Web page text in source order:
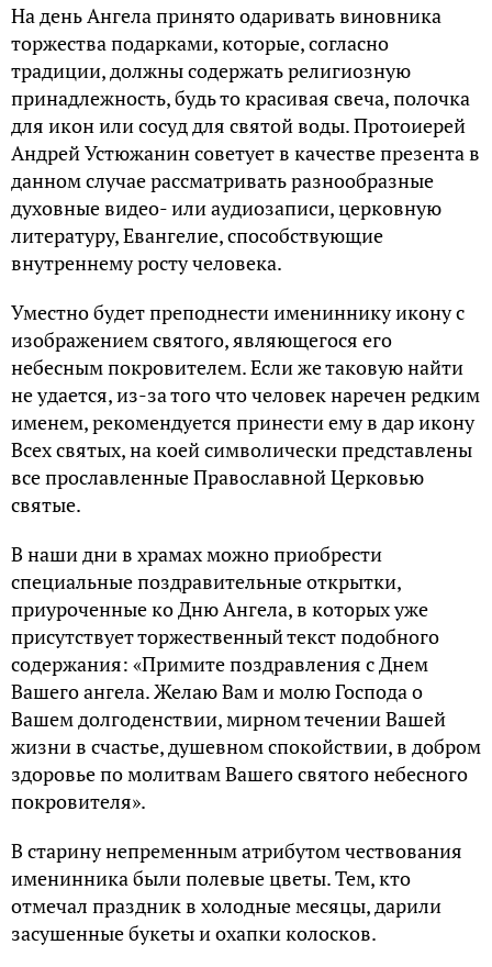
На день Ангела принято одаривать виновника
торжества подарками, которые, согласно
традиции, должны содержать религиозную
принадлежность, будь то красивая свеча, полочка
для икон или сосуд для святой воды. Протоиерей
Андрей Устюжанин советует в качестве презента в
данном случае рассматривать разнообразные
духовные видео- или аудиозаписи, церковную
литературу, Евангелие, способствующие
внутреннему росту человека.
Уместно будет преподнести имениннику икону с
изображением святого, являющегося его
небесным покровителем. Если же таковую найти
не удается, из-за того что человек наречен редким
именем, рекомендуется принести ему в дар икону
Всех святых, на коей символически представлены
все прославленные Православной Церковью
святые.
В наши дни в храмах можно приобрести
специальные поздравительные открытки,
приуроченные ко Дню Ангела, в которых уже
присутствует торжественный текст подобного
содержания: «Примите поздравления с Днем
Вашего ангела. Желаю Вам и молю Господа о
Вашем долгоденствии, мирном течении Вашей
жизни в счастье, душевном спокойствии, в добром
здоровье по молитвам Вашего святого небесного
покровителя».
В старину непременным атрибутом чествования
именинника были полевые цветы. Тем, кто
отмечал праздник в холодные месяцы, дарили
засушенные букеты и охапки колосков.